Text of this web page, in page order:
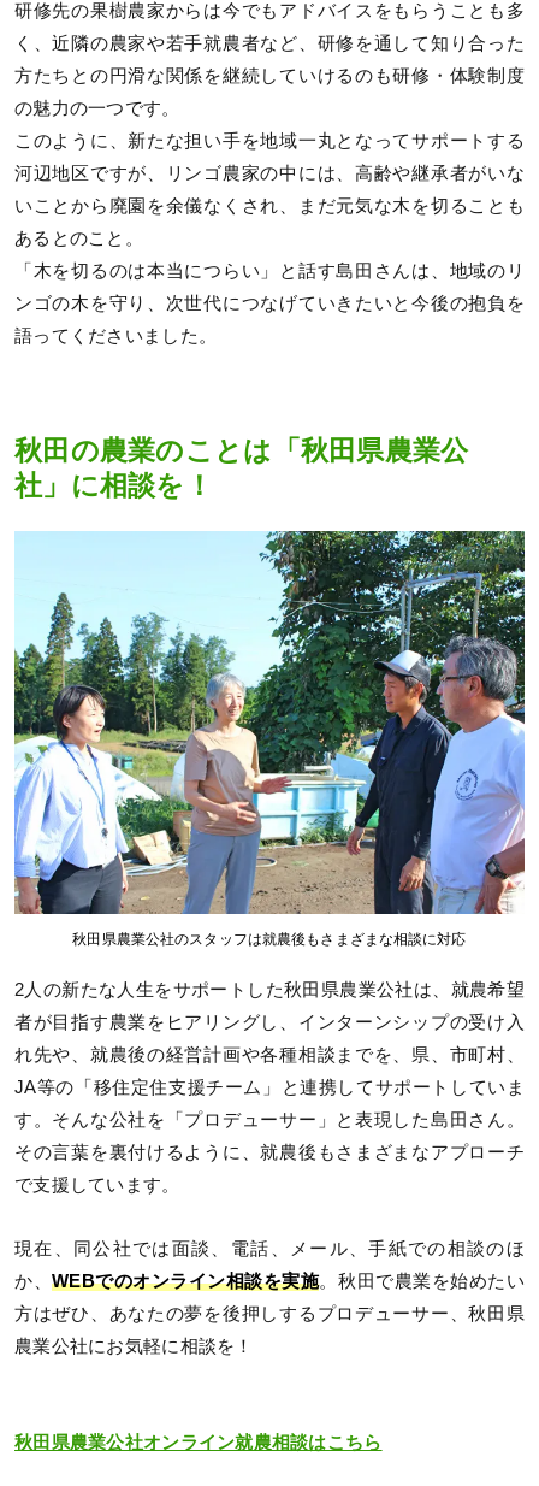
研修先の果樹農家からは今でもアドバイスをもらうことも多
く、近隣の農家や若手就農者など、研修を通して知り合った
方たちとの円滑な関係を継続していけるのも研修・体験制度
の魅力の一つです。
このように、新たな担い手を地域一丸となってサポートする
河辺地区ですが、リンゴ農家の中には、高齢や継承者がいな
いことから廃園を余儀なくされ、まだ元気な木を切ることも
あるとのこと。
「木を切るのは本当につらい」と話す島田さんは、地域のリ
ンゴの木を守り、次世代につなげていきたいと今後の抱負を
語ってくださいました。
秋田の農業のことは「秋田県農業公
社」に相談を！
秋田県農業公社のスタッフは就農後もさまざまな相談に対応
2人の新たな人生をサポートした秋田県農業公社は、就農希望
者が目指す農業をヒアリングし、インターンシップの受け入
れ先や、就農後の経営計画や各種相談までを、県、市町村、
JA等の「移住定住支援チーム」と連携してサポートしていま
す。そんな公社を「プロデューサー」と表現した島田さん。
その言葉を裏付けるように、就農後もさまざまなアプローチ
で支援しています。
現在、同公社では面談、電話、メール、手紙での相談のほ
か、WEBでのオンライン相談を実施。秋田で農業を始めたい
方はぜひ、あなたの夢を後押しするプロデューサー、秋田県
農業公社にお気軽に相談を！
秋田県農業公社オンライン就農相談はこちら